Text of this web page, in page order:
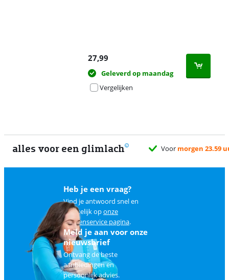
27,99
Geleverd op maandag
Vergelijken
alles voor een glimlach Voor morgen 23.59
Heb je een vraag?
Vind je antwoord snel en
makkelijk oponze
klantenservice pagina.
Meld je aan voor onze
nieuwsbrief
Ontvang de beste
aanbiedingen en
persoonlijk advies.